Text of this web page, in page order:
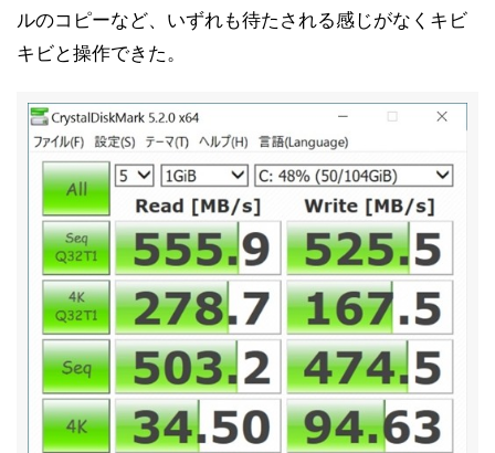
ルのコピーなど、いずれも待たされる感じがなくキビ
キビと操作できた。